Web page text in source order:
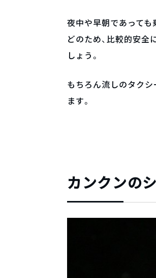
夜中や早朝であっても
どのため、比較的安全
しょう。
もちろん流しのタク
ます。
カンクンの